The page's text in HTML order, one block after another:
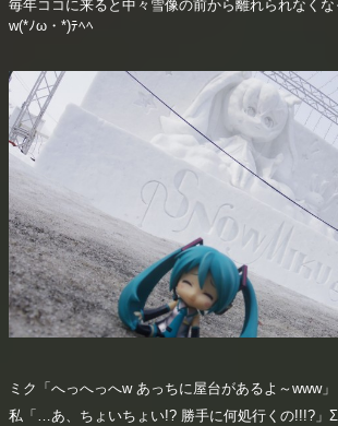
毎年ココに来ると中々雪像の前から離れられなく
w(*ﾉω・*)ﾃﾍﾍ
ミク「へっへっへw あっちに屋台があるよ～www」
私「…あ、ちょいちょい!? 勝手に何処行くの!!!?」